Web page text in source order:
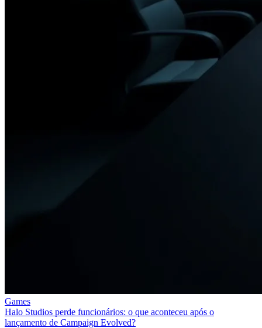
Games
Halo Studios perde funcionários: o que aconteceu após o
lançamento de Campaign Evolved?